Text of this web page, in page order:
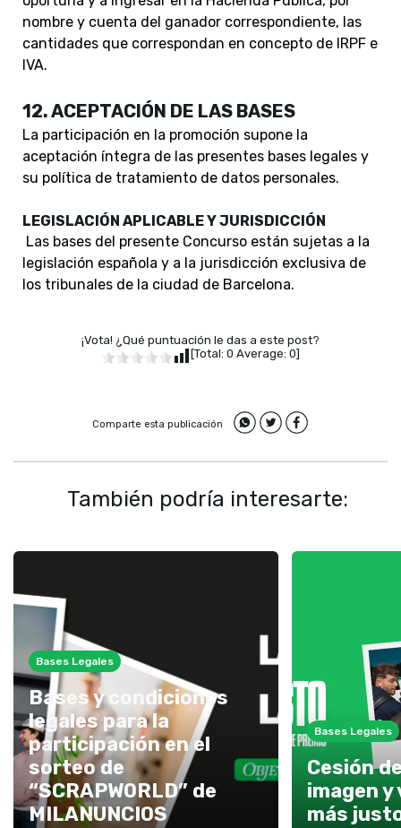
nombre y cuenta del ganador correspondiente, las
cantidades que correspondan en concepto de IRPF e
IVA.
12. ACEPTACIÓN DE LAS BASES
La participación en la promoción supone la
aceptación íntegra de las presentes bases legales y
su política de tratamiento de datos personales.
LEGISLACIÓN APLICABLE Y JURISDICCIÓN
Las bases del presente Concurso están sujetas a la
legislación española y a la jurisdicción exclusiva de
los tribunales de la ciudad de Barcelona.
¡Vota! ¿Qué puntuación le das a este post?
[Total: 0 Average: 0]
Comparte esta publicación
También podría interesarte:
Bases Legales
Bases y condiciones
legales para la
participación en el
sorteo de
“SCRAPWORLD” de
MILANUNCIOS
Bases Legales
Cesión
imagen y
más